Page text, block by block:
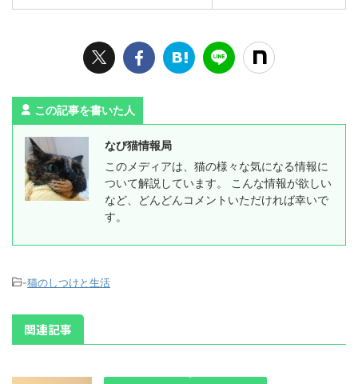
この記事を書いた人
なび猫情報局
このメディアは、猫の様々な気になる情報に
ついて解説しています。 こんな情報が欲しい
など、どんどんコメントいただければ幸いで
す。
-猫のしつけと生活
関連記事